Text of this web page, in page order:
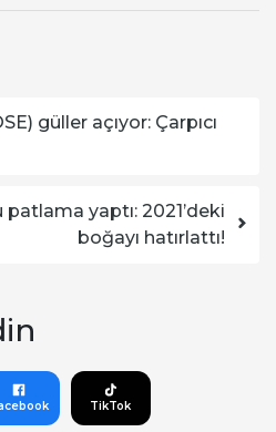
güller açıyor: Çarpıcı
patlama yaptı: 2021’deki
boğayı hatırlattı!
TikTok